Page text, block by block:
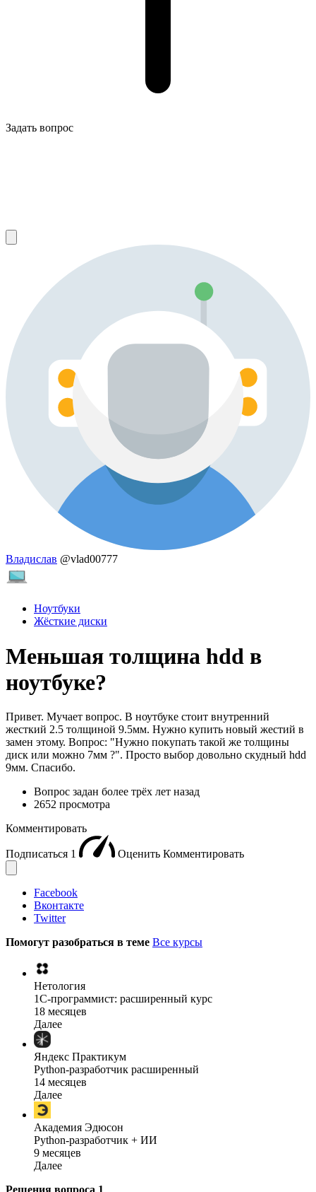
Задать вопрос
Владислав @vlad00777
Ноутбуки
Жёсткие диски
Меньшая толщина hdd в
ноутбуке?
Привет. Мучает вопрос. В ноутбуке стоит внутренний
жесткий 2.5 толщиной 9.5мм. Нужно купить новый жестий в
замен этому. Вопрос: "Нужно покупать такой же толщины
диск или можно 7мм ?". Просто выбор довольно скудный hdd
9мм. Спасибо.
Вопрос задан более трёх лет назад
2652 просмотра
Комментировать
Подписаться 1 Оценить Комментировать
Facebook
Вконтакте
Twitter
Помогут разобраться в теме Все курсы
Нетология
1C-программист: расширенный курс
18 месяцев
Далее
Яндекс Практикум
Python-разработчик расширенный
14 месяцев
Далее
Академия Эдюсон
Python-разработчик + ИИ
9 месяцев
Далее